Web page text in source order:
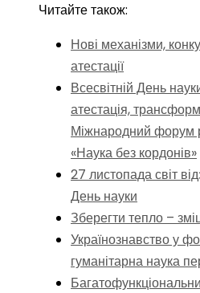
Читайте також:
Нові механізми,
атестації
Всесвітній День
атестація,
Міжнародний форум
«Наука без кордонів»
27 листопада світ
День науки
Зберегти тепло –
Українознавство у
гуманітарна наука